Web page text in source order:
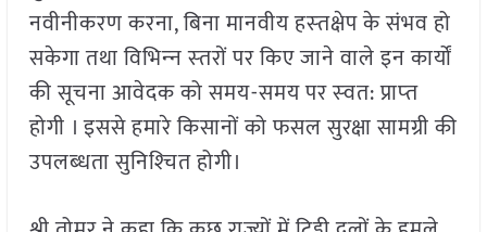
नवीनीकरण करना, बिना मानवीय हस्‍तक्षेप के संभव हो
सकेगा तथा विभिन्‍न स्‍तरों पर किए जाने वाले इन कार्यों
की सूचना आवेदक को समय-समय पर स्‍वत: प्राप्‍त
होगी । इससे हमारे किसानों को फसल सुरक्षा सामग्री की
उपलब्‍धता सुनिश्‍चित होगी।